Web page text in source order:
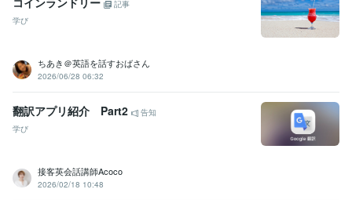
記事
学び
ちあき＠英語を話すおばさん
2026/06/28 06:32
翻訳アプリ紹介 Part2
告知
学び
接客英会話講師Acoco
2026/02/18 10:48